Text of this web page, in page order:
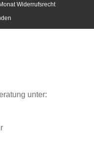
Widerrufsrecht
unter: